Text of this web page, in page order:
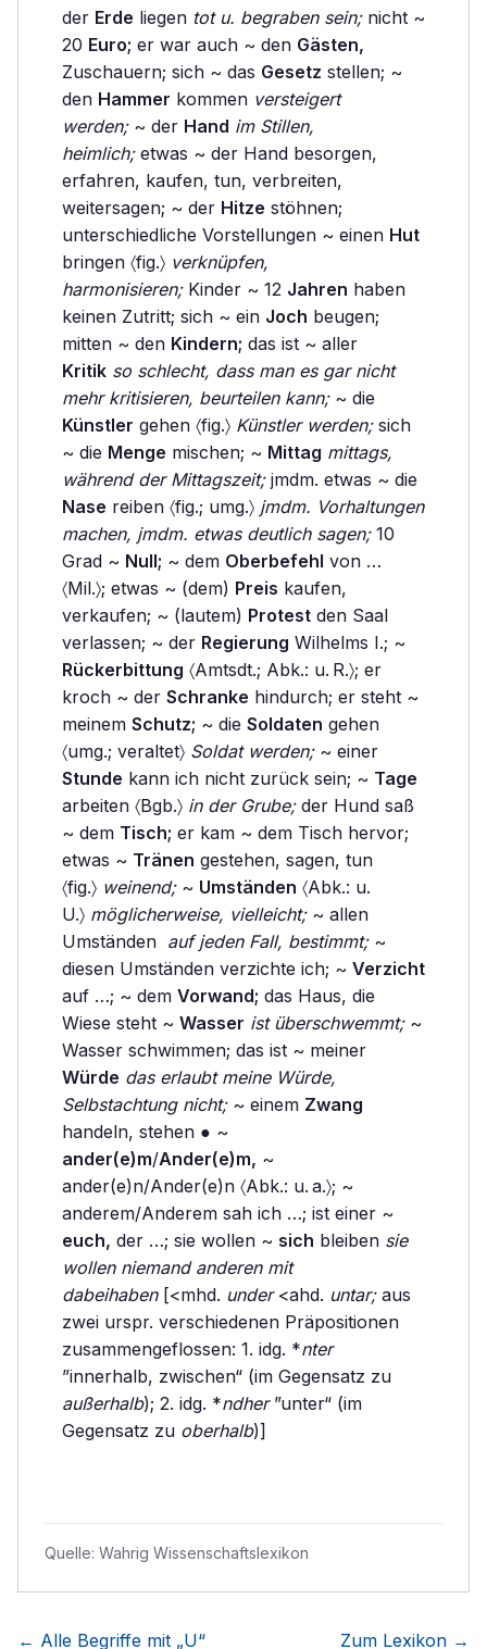
der Erde liegen tot u. begraben sein;nicht ~
20 Euro; er war auch ~ den Gästen,
Zuschauern; sich ~ das Gesetz stellen; ~
den Hammer kommen versteigert
werden;~ der Hand im Stillen,
heimlich;etwas ~ der Hand besorgen,
erfahren, kaufen, tun, verbreiten,
weitersagen; ~ der Hitze stöhnen;
unterschiedliche Vorstellungen ~ einen Hut
bringen 〈fig.〉 verknüpfen,
harmonisieren;Kinder ~ 12 Jahren haben
keinen Zutritt; sich ~ ein Joch beugen;
mitten ~ den Kindern; das ist ~ aller
Kritik so schlecht, dass man es gar nicht
mehr kritisieren, beurteilen kann;~ die
Künstler gehen 〈fig.〉 Künstler werden;sich
~ die Menge mischen; ~ Mittag mittags,
während der Mittagszeit;jmdm. etwas ~ die
Nase reiben 〈fig.; umg.〉 jmdm. Vorhaltungen
machen, jmdm. etwas deutlich sagen;10
Grad ~ Null; ~ dem Oberbefehl von …
〈Mil.〉; etwas ~ (dem) Preis kaufen,
verkaufen; ~ (lautem) Protest den Saal
verlassen; ~ der Regierung Wilhelms I.; ~
Rückerbittung 〈Amtsdt.; Abk.: u. R.〉; er
kroch ~ der Schranke hindurch; er steht ~
meinem Schutz; ~ die Soldaten gehen
〈umg.; veraltet〉 Soldat werden;~ einer
Stunde kann ich nicht zurück sein; ~ Tage
arbeiten 〈Bgb.〉 in der Grube;der Hund saß
~ dem Tisch; er kam ~ dem Tisch hervor;
etwas ~ Tränen gestehen, sagen, tun
〈fig.〉 weinend;~ Umständen 〈Abk.: u.
U.〉 möglicherweise, vielleicht;~ allen
Umständen auf jeden Fall, bestimmt;~
diesen Umständen verzichte ich; ~ Verzicht
auf …; ~ dem Vorwand; das Haus, die
Wiese steht ~ Wasser ist überschwemmt;~
Wasser schwimmen; das ist ~ meiner
Würde das erlaubt meine Würde,
Selbstachtung nicht;~ einem Zwang
handeln, stehen ● ~
ander(e)m/Ander(e)m, ~
ander(e)n/Ander(e)n 〈Abk.: u. a.〉; ~
anderem/Anderem sah ich …; ist einer ~
euch, der …; sie wollen ~ sich bleiben sie
wollen niemand anderen mit
dabeihaben[<mhd. under<ahd. untar;aus
zwei urspr. verschiedenen Präpositionen
zusammengeflossen: 1. idg. *nter
”innerhalb, zwischen“ (im Gegensatz zu
außerhalb); 2. idg. *ndher”unter“ (im
Gegensatz zu oberhalb)]
Quelle: Wahrig Wissenschaftslexikon
← Alle Begriffe mit „U“ Zum Lexikon →